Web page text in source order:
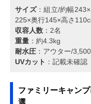
サイズ：組立/約幅
225×奥行145×高さ
収容人数 ：2名
重量 ：約4.3kg
耐水圧 ：アウター/
UVカット ：記載未確認
ファミリーキャン
選